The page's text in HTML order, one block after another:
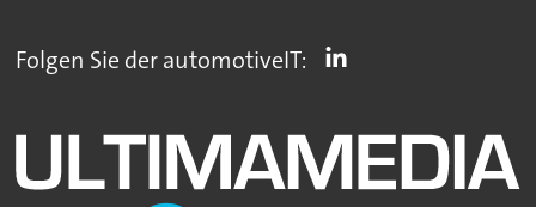
Folgen Sie der automotiveIT: